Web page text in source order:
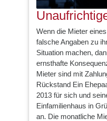
Wenn die Mieter
falsche Angaben zu
Situation machen,
ernsthafte
Mieter sind mit
Rückstand Ein
2013 für sich und
Einfamilienhaus in
an. Die monatliche